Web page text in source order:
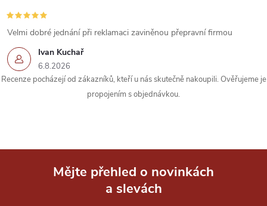
r
v
k
y
p
Ivan Kuchař
6.8.2026
Velmi dobré jednání při reklamaci zaviněnou přepravní firmou
Recenze pocházejí od zákazníků, kteří u nás skutečně nakoupili. Ověřujeme je
propojením s objednávkou.
Mějte přehled o novinkách
a slevách